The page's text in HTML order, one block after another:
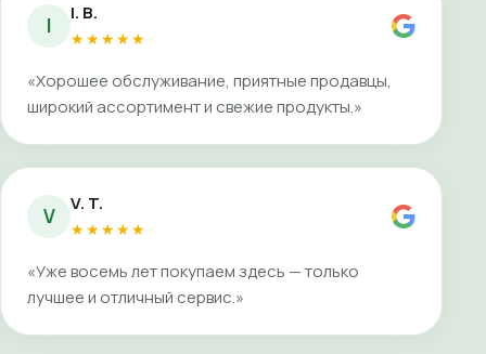
I I. B.
★★★★★
«Хорошее обслуживание, приятные продавцы,
широкий ассортимент и свежие продукты.»
V V. T.
★★★★★
«Уже восемь лет покупаем здесь — только
лучшее и отличный сервис.»